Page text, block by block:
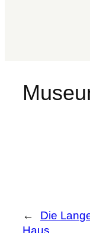
←
Die
Haus